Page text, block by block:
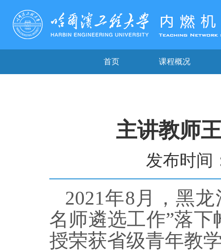
首页 课程概况
主讲教师
发布时
2021年8 月，黑
名师遴选工作”落下
授荣获省级青年教